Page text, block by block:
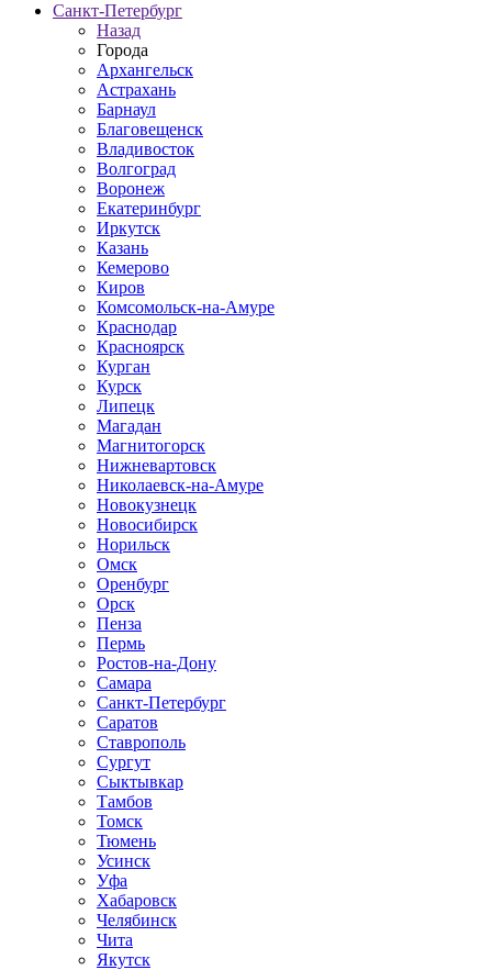
Санкт-Петербург
Назад
Города
Архангельск
Астрахань
Барнаул
Благовещенск
Владивосток
Волгоград
Воронеж
Екатеринбург
Иркутск
Казань
Кемерово
Киров
Комсомольск-на-Амуре
Краснодар
Красноярск
Курган
Курск
Липецк
Магадан
Магнитогорск
Нижневартовск
Николаевск-на-Амуре
Новокузнецк
Новосибирск
Норильск
Омск
Оренбург
Орск
Пенза
Пермь
Ростов-на-Дону
Самара
Санкт-Петербург
Саратов
Ставрополь
Сургут
Сыктывкар
Тамбов
Томск
Тюмень
Усинск
Уфа
Хабаровск
Челябинск
Чита
Якутск